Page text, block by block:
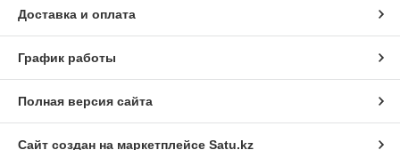
Доставка и оплата
График работы
Полная версия сайта
Сайт создан на маркетплейсе Satu.kz